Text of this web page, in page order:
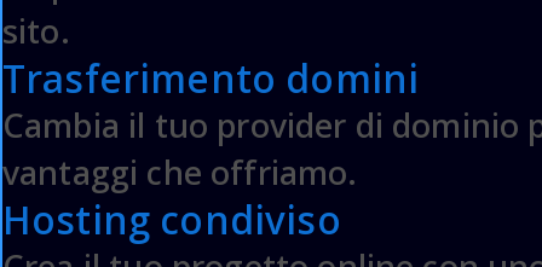
sito.
Trasferimento domini
Cambia il tuo provider di
vantaggi che offriamo.
Hosting condiviso